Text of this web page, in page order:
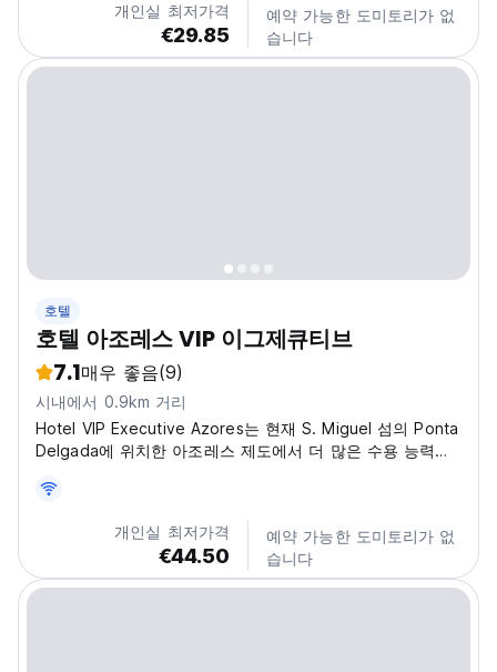
개인실 최저가격
€29.85
예약 가능한 도미토리가 없
습니다
호텔
호텔 아조레스 VIP 이그제큐티브
7.1매우 좋음(9)
시내에서 0.9km 거리
Hotel VIP Executive Azores는 현재 S. Miguel 섬의 Ponta
Delgada에 위치한 아조레스 제도에서 더 많은 수용 능력을
개인실 최저가격
€44.50
예약 가능한 도미토리가 없
습니다